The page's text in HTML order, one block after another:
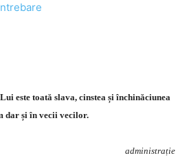
este toată slava, cinstea și închinăciunea
dar și în vecii vecilor.
administrație